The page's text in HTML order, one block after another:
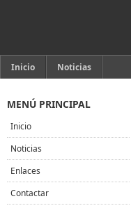
Inicio Noticias
MENÚ PRINCIPAL
Inicio
Noticias
Enlaces
Contactar